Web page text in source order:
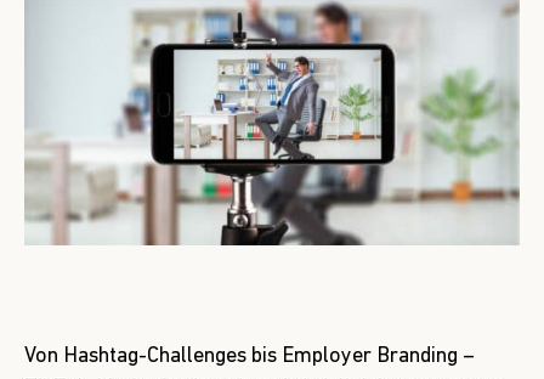
Von Hashtag-Challenges bis Employer Branding –